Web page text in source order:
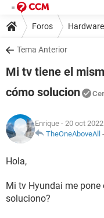
Foros Hardware
Tema Anterior
Mi tv tiene el
cómo solucion
Enrique - 20 oct
TheOneAboveAll -
Hola,
Mi tv Hyundai me
soluciono?